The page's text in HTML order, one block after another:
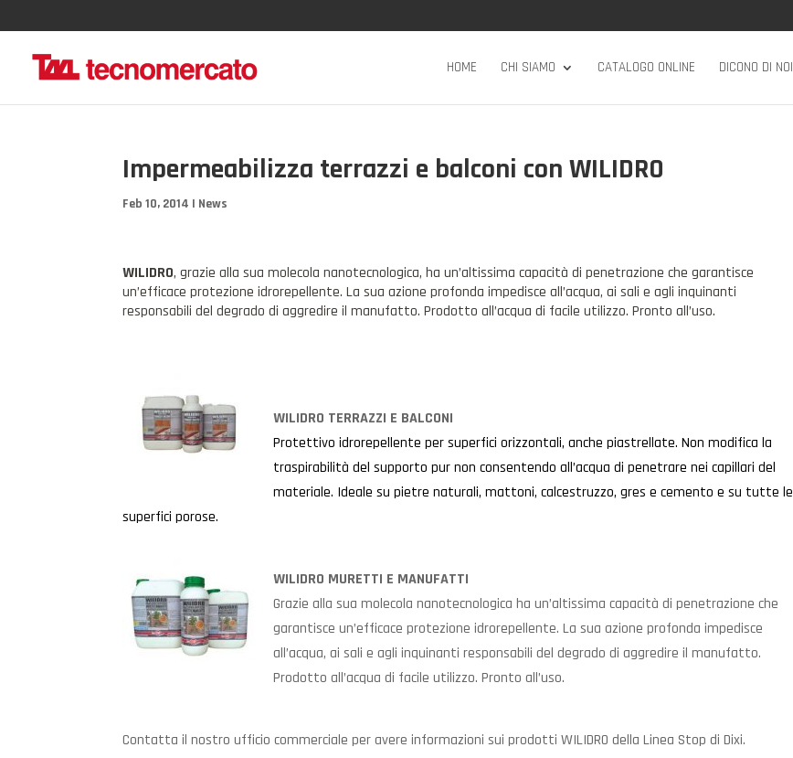
HOME CHI SIAMO CATALOGO ONLINE DICONO DI NOI
Impermeabilizza terrazzi e balconi con WILIDRO
Feb 10, 2014 | News
WILIDRO, grazie alla sua molecola nanotecnologica, ha un’altissima capacità di penetrazione che garantisce
un’efficace protezione idrorepellente. La sua azione profonda impedisce all’acqua, ai sali e agli inquinanti
responsabili del degrado di aggredire il manufatto. Prodotto all’acqua di facile utilizzo. Pronto all’uso.
WILIDRO TERRAZZI E BALCONI
Protettivo idrorepellente per superfici orizzontali, anche piastrellate. Non modifica la
traspirabilità del supporto pur non consentendo all’acqua di penetrare nei capillari del
materiale. Ideale su pietre naturali, mattoni, calcestruzzo, gres e cemento e su tutte le
superfici porose.
WILIDRO MURETTI E MANUFATTI
Grazie alla sua molecola nanotecnologica ha un’altissima capacità di penetrazione che
garantisce un’efficace protezione idrorepellente. La sua azione profonda impedisce
all’acqua, ai sali e agli inquinanti responsabili del degrado di aggredire il manufatto.
Prodotto all’acqua di facile utilizzo. Pronto all’uso.
Contatta il nostro ufficio commerciale per avere informazioni sui prodotti WILIDRO della Linea Stop di Dixi.